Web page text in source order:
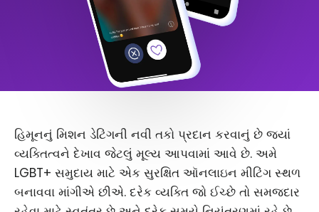
હિમૂનનું મિશન ડેટિંગની નવી તકો પ્રદાન કરવાનું છે જ્યાં
વ્યક્તિત્વને દેખાવ જેટલું મૂલ્ય આપવામાં આવે છે. અમે
LGBT+ સમુદાય માટે એક સુરક્ષિત ઑનલાઇન મીટિંગ સ્થળ
બનાવવા માંગીએ છીએ. દરેક વ્યક્તિ જો ઈચ્છે તો સમજદાર